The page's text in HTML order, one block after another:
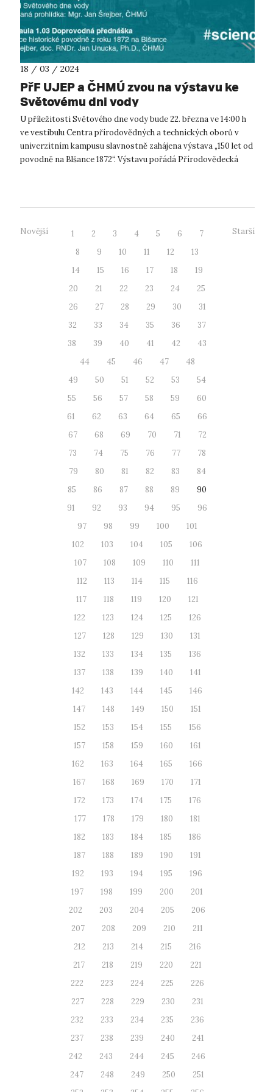
18 / 03 / 2024
PřF UJEP a ČHMÚ zvou na výstavu ke
Světovému dni vody
U příležitosti Světového dne vody bude 22. března ve 14:00 h
ve vestibulu Centra přírodovědných a technických oborů v
univerzitním kampusu slavnostně zahájena výstava „150 let od
povodně na Blšance 1872“. Výstavu pořádá Přírodovědecká
Novější 1 2 3 4 5 6
7
8
9 10 11 12
13
14
15 16 17 18
19
20
21 22 23 24
25
26
27 28 29 30
31
32
33 34 35 36
37
38
39 40 41 42
43
44
45 46 47
48
49
50 51 52 53
54
55
56 57 58 59
60
61
62 63 64 65
66
67
68 69 70 71
72
73
74 75 76 77
78
79
80 81 82 83
84
85
86 87 88 89
90
91
92 93 94 95
96
97
98 99 100
101
102
103 104 105
106
107
108 109 110
111
112
113 114 115
116
117
118 119 120
121
122
123 124 125
126
127
128 129 130
131
132
133 134 135
136
137
138 139 140
141
142
143 144 145
146
147
148 149 150
151
152
153 154 155
156
157
158 159 160
161
162
163 164 165
166
167
168 169 170
171
172
173 174 175
176
177
178 179 180
181
182
183 184 185
186
187
188 189 190
191
192
193 194 195
196
197
198 199 200
201
202
203 204 205
206
207
208 209 210
211
212
213 214 215
216
217
218 219 220
221
222
223 224 225
226
227
228 229 230
231
232
233 234 235
236
237
238 239 240
241
242
243 244 245
246
247
248 249 250
251
Starší